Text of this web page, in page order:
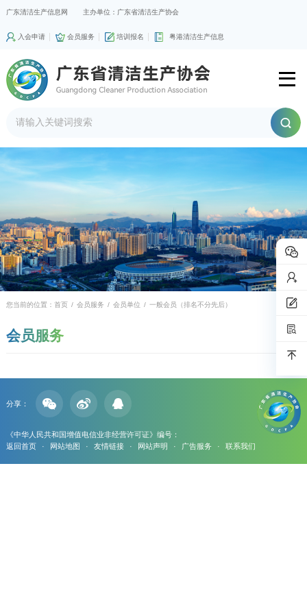
广东清洁生产信息网 主办单位：广东省清洁生产协会
入会申请 会员服务 培训报名 粤港清洁生产信息
您当前的位置： 首页 / 会员服务 / 会员单位 / 一般会员（排名不分先后）
会员服务
《中华人民共和国增值电信业非经营许可证》编号：
返回首页
· 网站地图 · 友情链接 · 网站声明 · 广告服务 · 联系我们
分享：